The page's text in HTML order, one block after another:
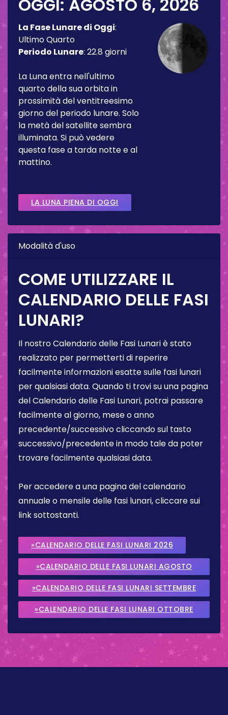
OGGI: AGOSTO 6, 2026
La Fase Lunare di Oggi:
Ultimo Quarto
Periodo Lunare: 22.8 giorni
La Luna entra nell'ultimo
quarto della sua orbita in
prossimità del ventitreesimo
giorno del periodo lunare. Solo
la metà del satellite sembra
illuminata. Si può vedere
questa fase a tarda notte e al
mattino.
LA LUNA PIENA DI OGGI
Modalità d'uso
COME UTILIZZARE IL
CALENDARIO DELLE FASI
LUNARI?
Il nostro Calendario delle Fasi Lunari è stato
realizzato per permetterti di reperire
facilmente informazioni esatte sulle fasi lunari
per qualsiasi data. Quando ti trovi su una pagina
del Calendario delle Fasi Lunari, potrai passare
facilmente al giorno, mese o anno
precedente/successivo cliccando sul tasto
successivo/precedente in modo tale da poter
trovare facilmente qualsiasi data.
Per accedere a una pagina del calendario
annuale o mensile delle fasi lunari, cliccare sui
link sottostanti.
»CALENDARIO DELLE FASI LUNARI 2026
»CALENDARIO DELLE FASI LUNARI AGOSTO
2026
»CALENDARIO DELLE FASI LUNARI SETTEMBRE
2026
»CALENDARIO DELLE FASI LUNARI OTTOBRE